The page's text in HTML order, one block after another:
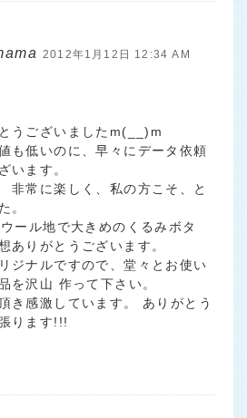
2012年1月12日 12:34 AM
うございましたm(__)m
も低いのに、早々にデータ依頼
います。
常に楽しく、私の方こそ、と
。
ール地で大きめのくるみボタ
ありがとうございます。
ジナルですので、堂々とお使い
を沢山 作って下さい。
き感激しています。 ありがとう
ります!!!